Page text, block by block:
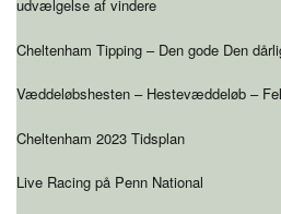
udvælgelse af vindere
Cheltenham Tipping – Den gode Den
Væddeløbshesten – Hestevæddeløb –
Cheltenham 2023 Tidsplan
Live Racing på Penn National